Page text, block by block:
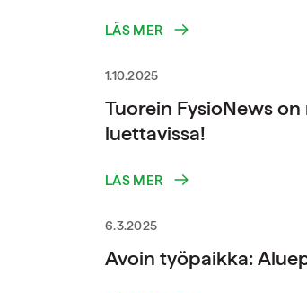
LÄS MER
1.10.2025
Tuorein FysioNews on
luettavissa!
LÄS MER
6.3.2025
Avoin työpaikka: